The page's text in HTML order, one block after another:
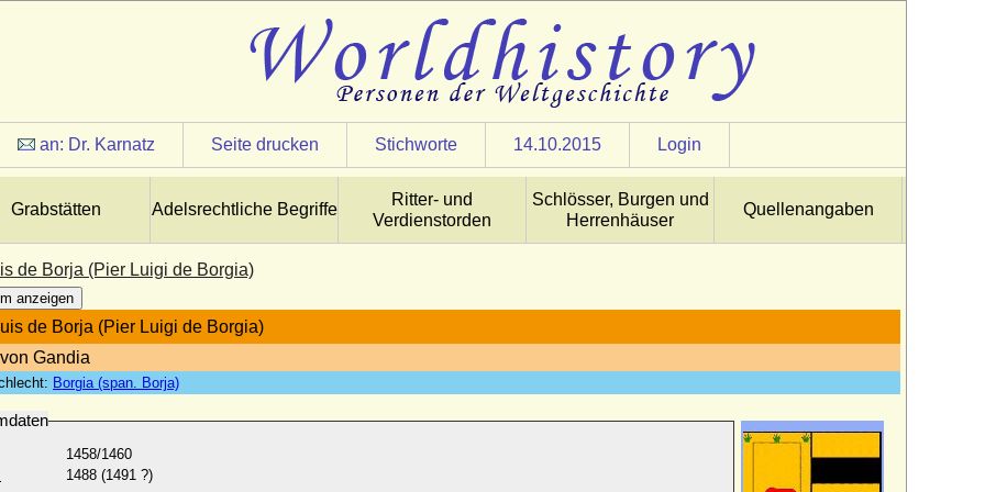
an: Dr. Karnatz Seite drucken Stichworte 14.10.2015 Login
Grabstätten Adelsrechtliche Begriffe
Ritter- und
Verdienstorden
Schlösser, Burgen und
Herrenhäuser
Quellenangaben
de Borja (Pier Luigi de Borgia)
anzeigen
de Borja (Pier Luigi de Borgia)
Gandia
Borgia (span. Borja)
1458/1460
1488 (1491 ?)